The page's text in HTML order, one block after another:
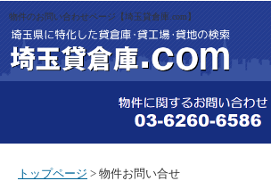
物件のお問い合わせページ【埼玉貸倉庫.com】
トップページ > 物件お問い合せ